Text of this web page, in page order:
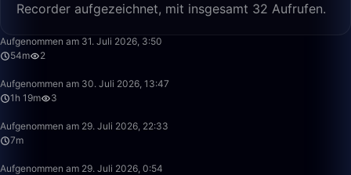
Recorder aufgezeichnet, mit insgesamt 32 Aufrufen.
Aufgenommen am 31. Juli 2026, 3:50
54m
2
Aufgenommen am 30. Juli 2026, 13:47
1h 19m
3
Aufgenommen am 29. Juli 2026, 22:33
7m
Aufgenommen am 29. Juli 2026, 0:54